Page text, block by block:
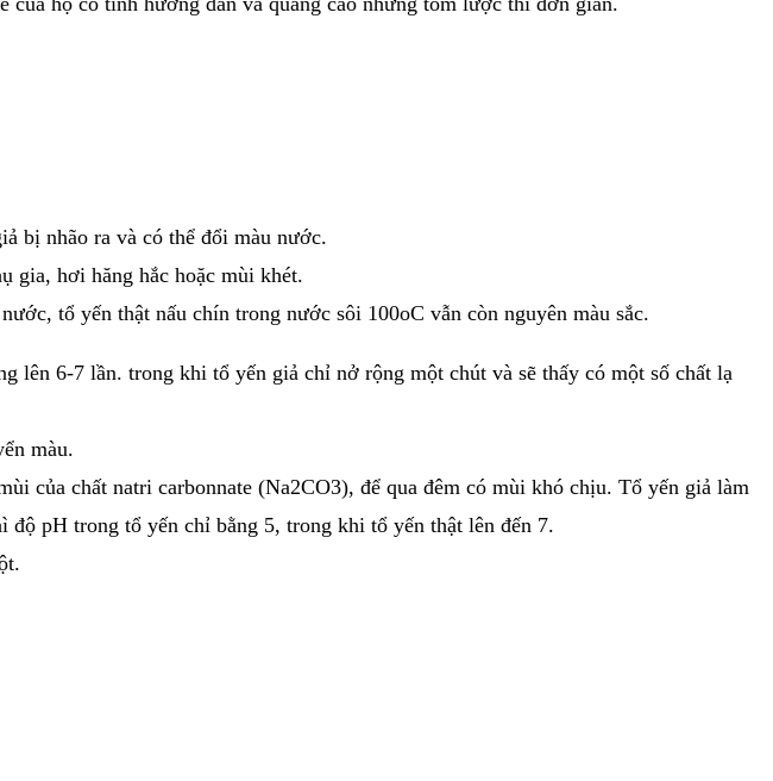
bị nhão ra và có thể đổi màu nước.
gia, hơi hăng hắc hoặc mùi khét.
tổ yến thật nấu chín trong nước sôi 100oC vẫn còn nguyên màu sắc.
6-7 lần. trong khi tổ yến giả chỉ nở rộng một chút và sẽ thấy có một số chất lạ
màu.
của chất natri carbonnate (Na2CO3), để qua đêm có mùi khó chịu. Tổ yến giả làm
pH trong tổ yến chỉ bằng 5, trong khi tổ yến thật lên đến 7.